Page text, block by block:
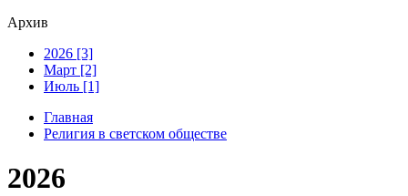
Архив
2026 [3]
Март [2]
Июль [1]
Главная
Религия в светском обществе
2026